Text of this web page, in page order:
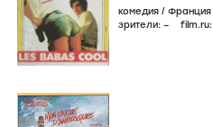
комедия / Франция
зрители: – film.ru: